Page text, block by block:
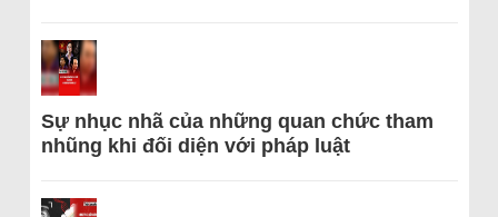
Sự nhục nhã của những quan chức tham
nhũng khi đối diện với pháp luật